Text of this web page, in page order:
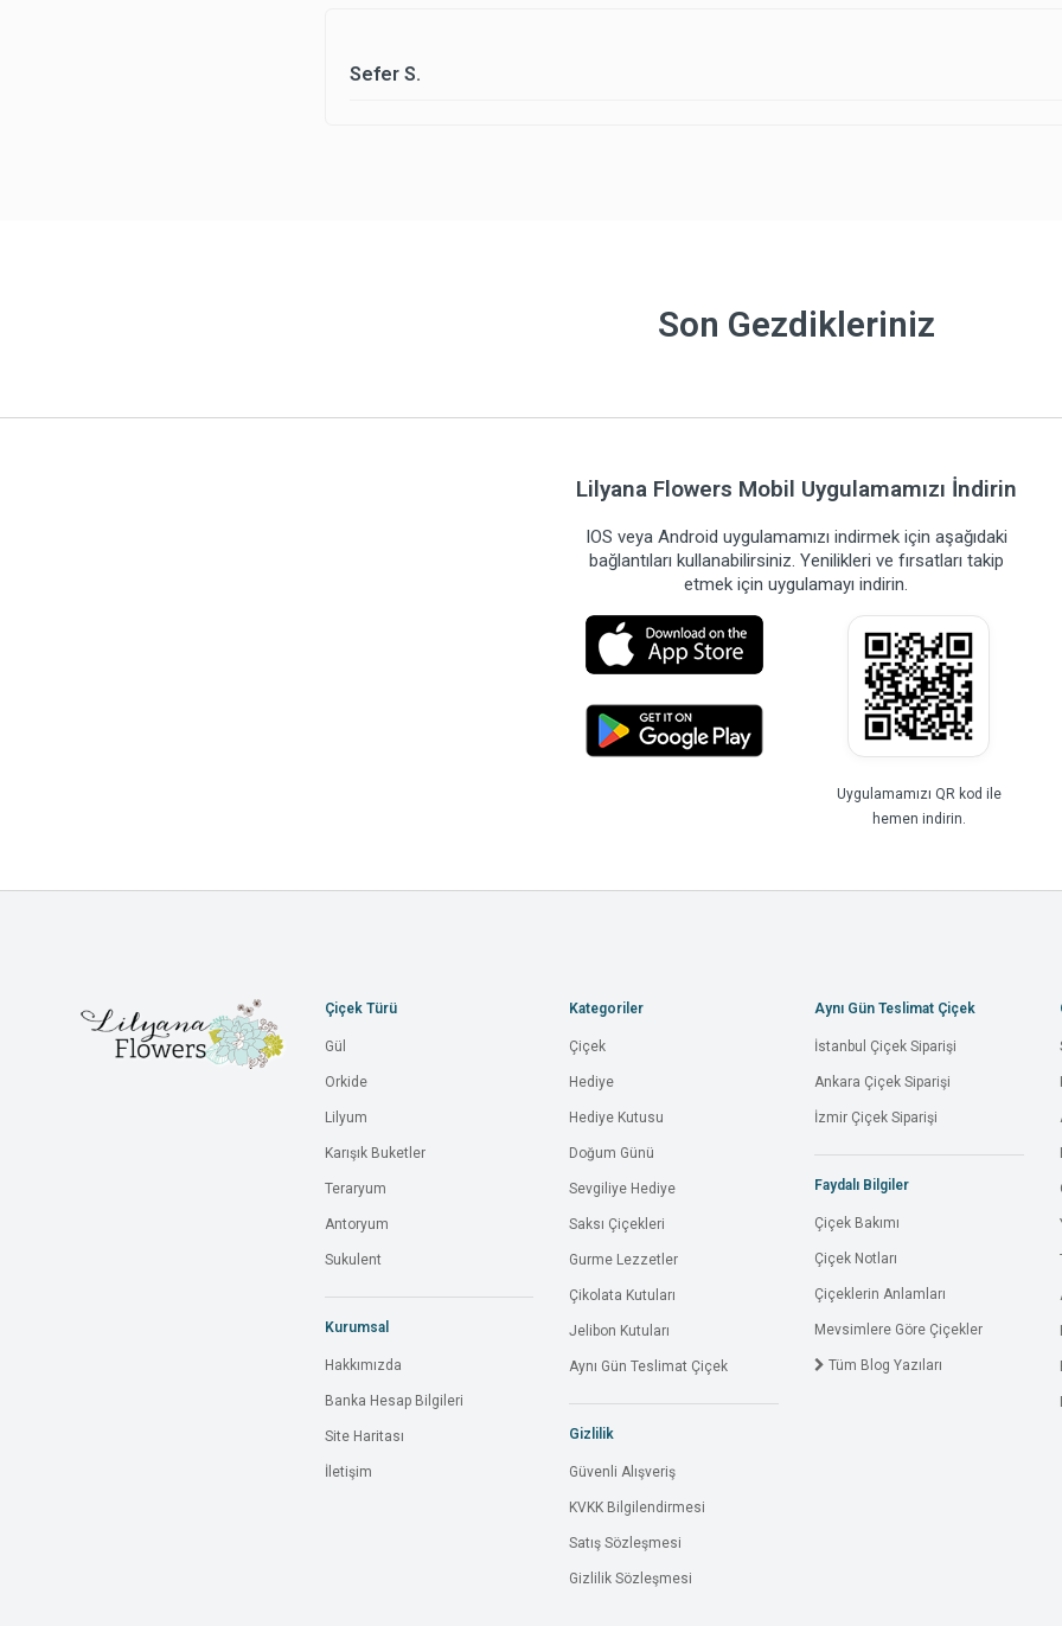
Sefer S.
Son Gezdikleriniz
Lilyana Flowers Mobil Uygulamamızı İndirin
IOS veya Android uygulamamızı indirmek için aşağıdaki
bağlantıları kullanabilirsiniz. Yenilikleri ve fırsatları takip
etmek için uygulamayı indirin.
Uygulamamızı QR kod ile
hemen indirin.
Çiçek Türü
Gül
Orkide
Lilyum
Karışık Buketler
Teraryum
Antoryum
Sukulent
Kurumsal
Hakkımızda
Banka Hesap Bilgileri
Site Haritası
İletişim
Kategoriler
Çiçek
Hediye
Hediye Kutusu
Doğum Günü
Sevgiliye Hediye
Saksı Çiçekleri
Gurme Lezzetler
Çikolata Kutuları
Jelibon Kutuları
Aynı Gün Teslimat Çiçek
Gizlilik
Güvenli Alışveriş
KVKK Bilgilendirmesi
Satış Sözleşmesi
Gizlilik Sözleşmesi
Aynı Gün Teslimat Çiçek
İstanbul Çiçek Siparişi
Ankara Çiçek Siparişi
İzmir Çiçek Siparişi
Faydalı Bilgiler
Çiçek Bakımı
Çiçek Notları
Çiçeklerin Anlamları
Mevsimlere Göre Çiçekler
Tüm Blog Yazıları